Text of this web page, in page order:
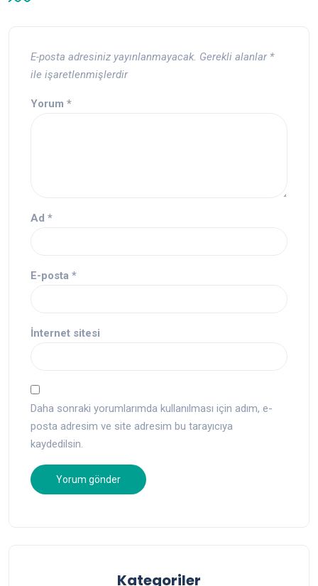
E-posta adresiniz yayınlanmayacak. Gerekli alanlar *
ile işaretlenmişlerdir
Yorum *
Ad *
E-posta *
İnternet sitesi
Daha sonraki yorumlarımda kullanılması için adım, e-
posta adresim ve site adresim bu tarayıcıya
kaydedilsin.
Kategoriler